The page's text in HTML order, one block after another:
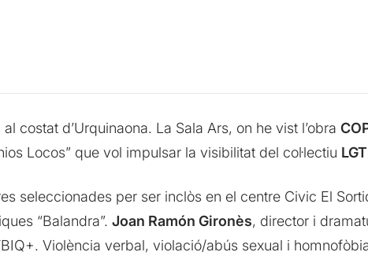
costat d’Urquinaona. La Sala Ars, on he vist l’obra
Locos” que vol impulsar la visibilitat del col·lectiu
seleccionades per ser inclòs en el centre Civic El
“Balandra”. Joan Ramón Gironès, director i
Violència verbal, violació/abús sexual i